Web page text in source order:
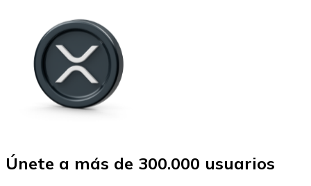
Únete a más de 300.000 usuarios